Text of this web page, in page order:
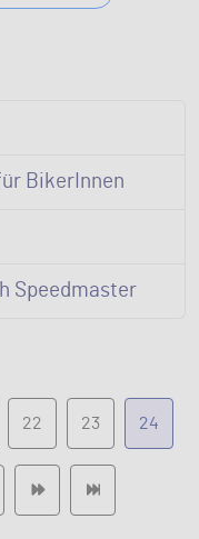
BikerInnen
Speedmaster
22 23 24